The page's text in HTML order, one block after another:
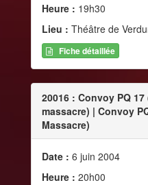
Heure : 19h30
Lieu : Théâtre de
Fiche détaillée
20016 : Convoy PQ
massacre) | Convoy
Massacre)
Date : 6 juin 2004
Heure : 20h00